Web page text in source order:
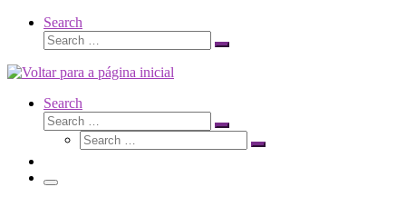
Search
Search
Search
Search
Search
Search
Search
Search
Menu